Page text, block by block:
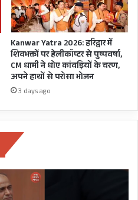
Kanwar Yatra 2026: हरिद्वार में
शिवभक्तों पर हेलीकॉप्टर से पुष्पवर्षा,
CM धामी ने धोए कांवड़ियों के चरण,
अपने हाथों से परोसा भोजन
3 days ago